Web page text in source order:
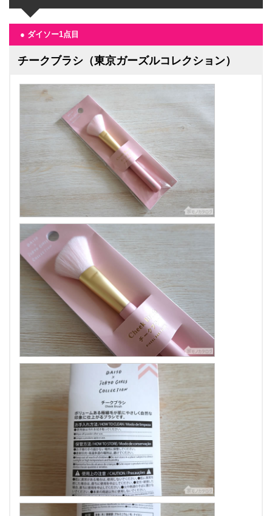
● ダイソー1点目
チークブラシ（東京ガーズルコレクション）